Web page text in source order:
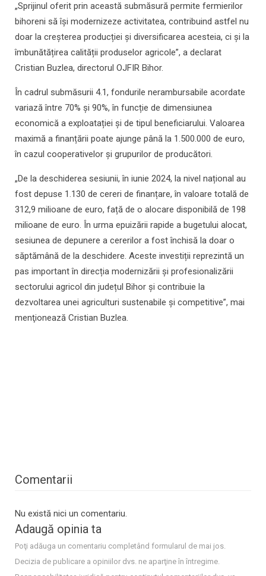
„Sprijinul oferit prin această submăsură permite fermierilor
bihoreni să își modernizeze activitatea, contribuind astfel nu
doar la creșterea producției și diversificarea acesteia, ci și la
îmbunătățirea calității produselor agricole”, a declarat
Cristian Buzlea, directorul OJFIR Bihor.
În cadrul submăsurii 4.1, fondurile nerambursabile acordate
variază între 70% și 90%, în funcție de dimensiunea
economică a exploatației și de tipul beneficiarului. Valoarea
maximă a finanțării poate ajunge până la 1.500.000 de euro,
în cazul cooperativelor și grupurilor de producători.
„De la deschiderea sesiunii, în iunie 2024, la nivel național au
fost depuse 1.130 de cereri de finanțare, în valoare totală de
312,9 milioane de euro, față de o alocare disponibilă de 198
milioane de euro. În urma epuizării rapide a bugetului alocat,
sesiunea de depunere a cererilor a fost închisă la doar o
săptămână de la deschidere. Aceste investiții reprezintă un
pas important în direcția modernizării și profesionalizării
sectorului agricol din județul Bihor și contribuie la
dezvoltarea unei agriculturi sustenabile și competitive”, mai
menţionează Cristian Buzlea.
Comentarii
Nu există nici un comentariu.
Adaugă opinia ta
Poţi adăuga un comentariu completând formularul de mai jos.
Decizia de publicare a opiniilor dvs. ne aparţine în întregime.